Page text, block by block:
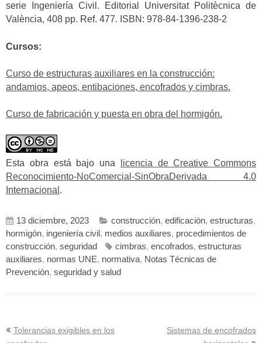
serie Ingeniería Civil. Editorial Universitat Politècnica de
València, 408 pp. Ref. 477. ISBN: 978-84-1396-238-2
Cursos:
Curso de estructuras auxiliares en la construcción:
andamios, apeos, entibaciones, encofrados y cimbras.
Curso de fabricación y puesta en obra del hormigón.
Esta obra está bajo una
licencia de Creative Commons
Reconocimiento-NoComercial-SinObraDerivada 4.0
Internacional .
13 diciembre, 2023 construcción, edificación, estructuras,
hormigón, ingeniería civil , medios auxiliares, procedimientos de
construcción, seguridad cimbras, encofrados, estructuras
auxiliares, normas UNE, normativa, Notas Técnicas de
Prevención, seguridad y salud
Navegación
Tolerancias exigibles en los
Sistemas de encofrados